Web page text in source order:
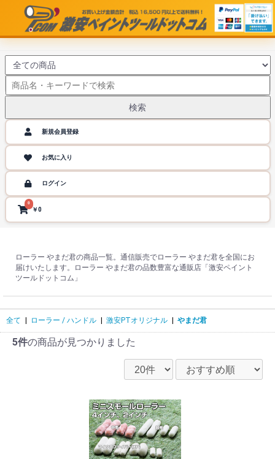
検索
新規会員登録
お気に入り
ログイン
0
￥0
ローラー やまだ君の商品一覧。通信販売でローラー やまだ君を全国にお
届けいたします。ローラー やまだ君の品数豊富な通販店「激安ペイント
ツールドットコム」
全て | ローラー / ハンドル | 激安PTオリジナル | やまだ君
5件の商品が見つかりました